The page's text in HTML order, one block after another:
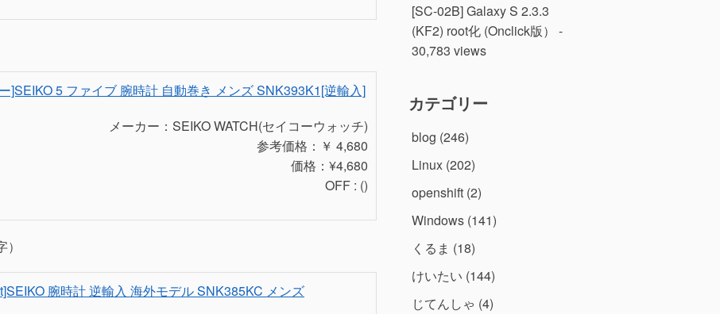
]SEIKO 5 ファイブ 腕時計 自動巻き メンズ SNK393K1[逆輸入]
メーカー：SEIKO WATCH(セイコーウォッチ)
参考価格：￥ 4,680
価格：¥4,680
OFF : ()
腕時計 逆輸入 海外モデル SNK385KC メンズ
[SC-02B] Galaxy S 2.3.3
(KF2) root化 (Onclick版）
-
30,783 views
カテゴリー
blog (246)
Linux (202)
openshift (2)
Windows (141)
くるま (18)
けいたい (144)
じてんしゃ (4)